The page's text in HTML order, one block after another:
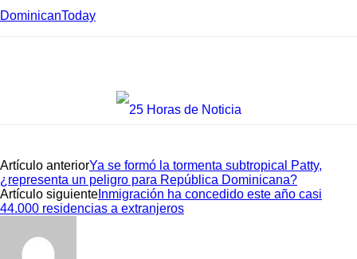
DominicanToday
Artículo anteriorYa se formó la tormenta subtropical Patty,
¿representa un peligro para República Dominicana?
Artículo siguiente Inmigración ha concedido este año casi
44.000 residencias a extranjeros